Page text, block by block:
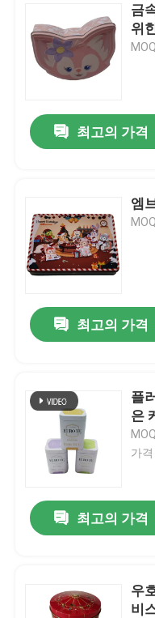
금
위
최고의 가격
엠
최고의 가격
플
은
가
최고의 가격
우
비